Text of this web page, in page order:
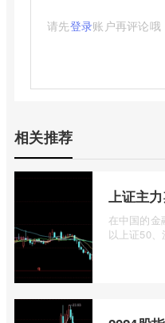
请先登录账户再评论哦
相关推荐
在中国的金
以上证50